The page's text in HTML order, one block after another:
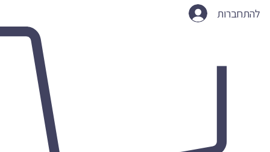
להתחברות